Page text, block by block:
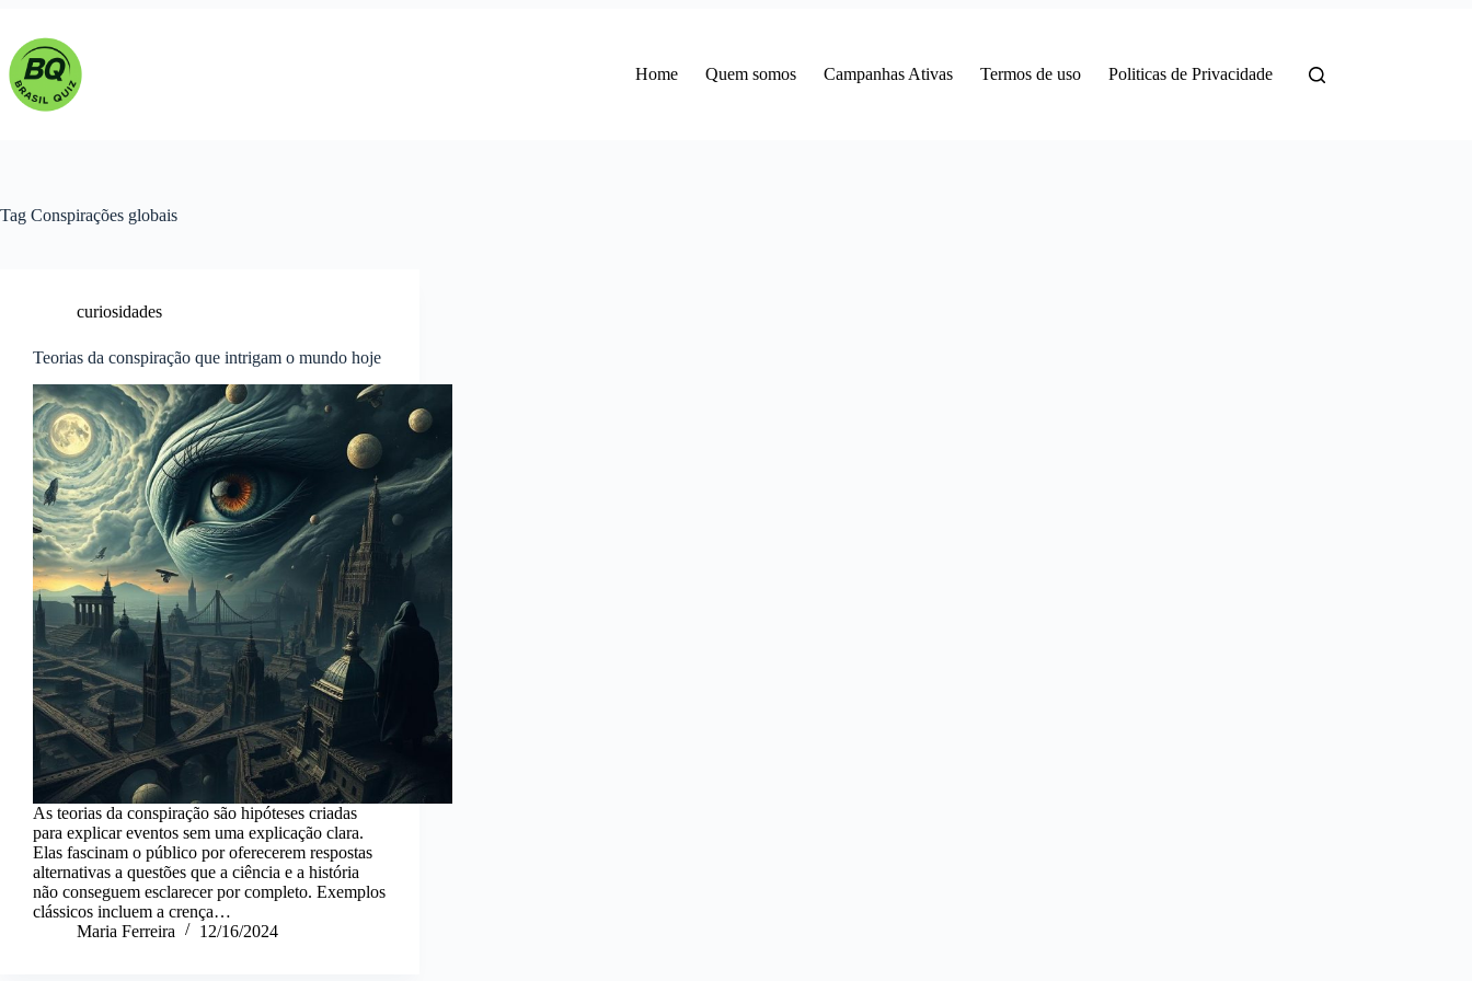
conteúdo
Home Quem somos Campanhas Ativas Termos de uso Politicas de Privacidade
Tag Conspirações globais
curiosidades
Teorias da conspiração que intrigam o mundo hoje
As teorias da conspiração são hipóteses criadas
para explicar eventos sem uma explicação clara.
Elas fascinam o público por oferecerem respostas
alternativas a questões que a ciência e a história
não conseguem esclarecer por completo. Exemplos
clássicos incluem a crença…
Maria Ferreira
12/16/2024